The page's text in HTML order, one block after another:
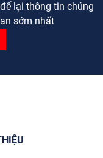
lại thông tin chúng
sớm nhất